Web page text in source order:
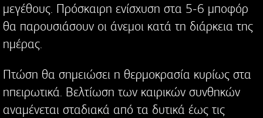
μεγέθους. Πρόσκαιρη ενίσχυση στα 5-6 μποφόρ
θα παρουσιάσουν οι άνεμοι κατά τη διάρκεια της
ημέρας.
Πτώση θα σημειώσει η θερμοκρασία κυρίως στα
ηπειρωτικά. Βελτίωση των καιρικών συνθηκών
αναμένεται σταδιακά από τα δυτικά έως τις